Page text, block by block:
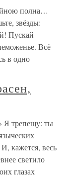
полна…
звёзды:
Пускай
Всё
в одно
Я трепещу: ты
кажется, весь
светило
глазах